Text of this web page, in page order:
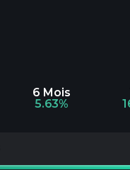
6 Mois
5.63%